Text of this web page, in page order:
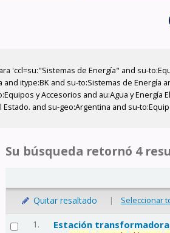
'ccl=su:"Sistemas de Energía" and su-
itype:BK and su-to:Sistemas de Energía
y Accesorios and au:Agua y Energía
Estado. and su-geo:Argentina and su-
Su búsqueda retornó 4
Quitar resaltado | Seleccionar
1. Estación